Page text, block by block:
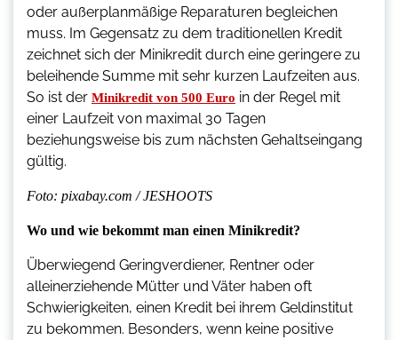
oder außerplanmäßige Reparaturen begleichen
muss. Im Gegensatz zu dem traditionellen Kredit
zeichnet sich der Minikredit durch eine geringere zu
beleihende Summe mit sehr kurzen Laufzeiten aus.
So ist der Minikredit von 500 Euro in der Regel mit
einer Laufzeit von maximal 30 Tagen
beziehungsweise bis zum nächsten Gehaltseingang
gültig.
Foto: pixabay.com / JESHOOTS
Wo und wie bekommt man einen Minikredit?
Überwiegend Geringverdiener, Rentner oder
alleinerziehende Mütter und Väter haben oft
Schwierigkeiten, einen Kredit bei ihrem Geldinstitut
zu bekommen. Besonders, wenn keine positive